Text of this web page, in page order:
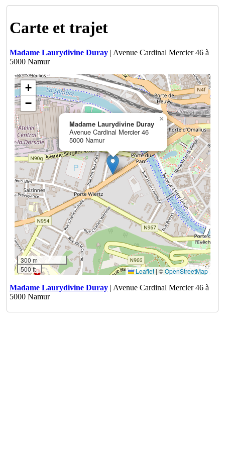
Carte et trajet
Madame Laurydivine Duray| Avenue Cardinal Mercier 46 à
5000 Namur
Madame Laurydivine Duray
Avenue Cardinal Mercier 46
5000 Namur
×
+
−
300 m
500 ft
Leaflet|©OpenStreetMap
Madame Laurydivine Duray| Avenue Cardinal Mercier 46 à
5000 Namur